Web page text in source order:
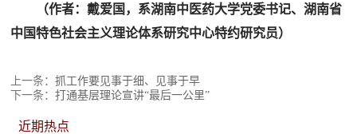
（作者：戴爱国，系湖南中医药大学党委书记、湖南省
中国特色社会主义理论体系研究中心特约研究员）
上一条：抓工作要见事于细、见事于早
下一条：打通基层理论宣讲“最后一公里”
近期热点